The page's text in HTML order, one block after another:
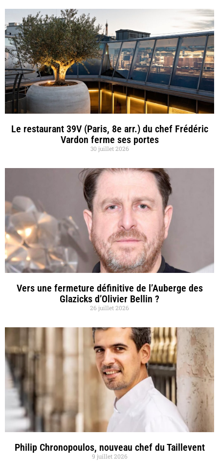
Le restaurant 39V (Paris, 8e arr.) du chef Frédéric
Vardon ferme ses portes
30 juillet 2026
Vers une fermeture définitive de l’Auberge des
Glazicks d’Olivier Bellin ?
26 juillet 2026
Philip Chronopoulos, nouveau chef du Taillevent
9 juillet 2026